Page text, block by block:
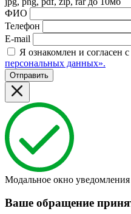
ФИО
Телефон
E-mail
Я ознакомлен и согласен с
персональных данных».
Отправить
Модальное окно
Ваше обращение